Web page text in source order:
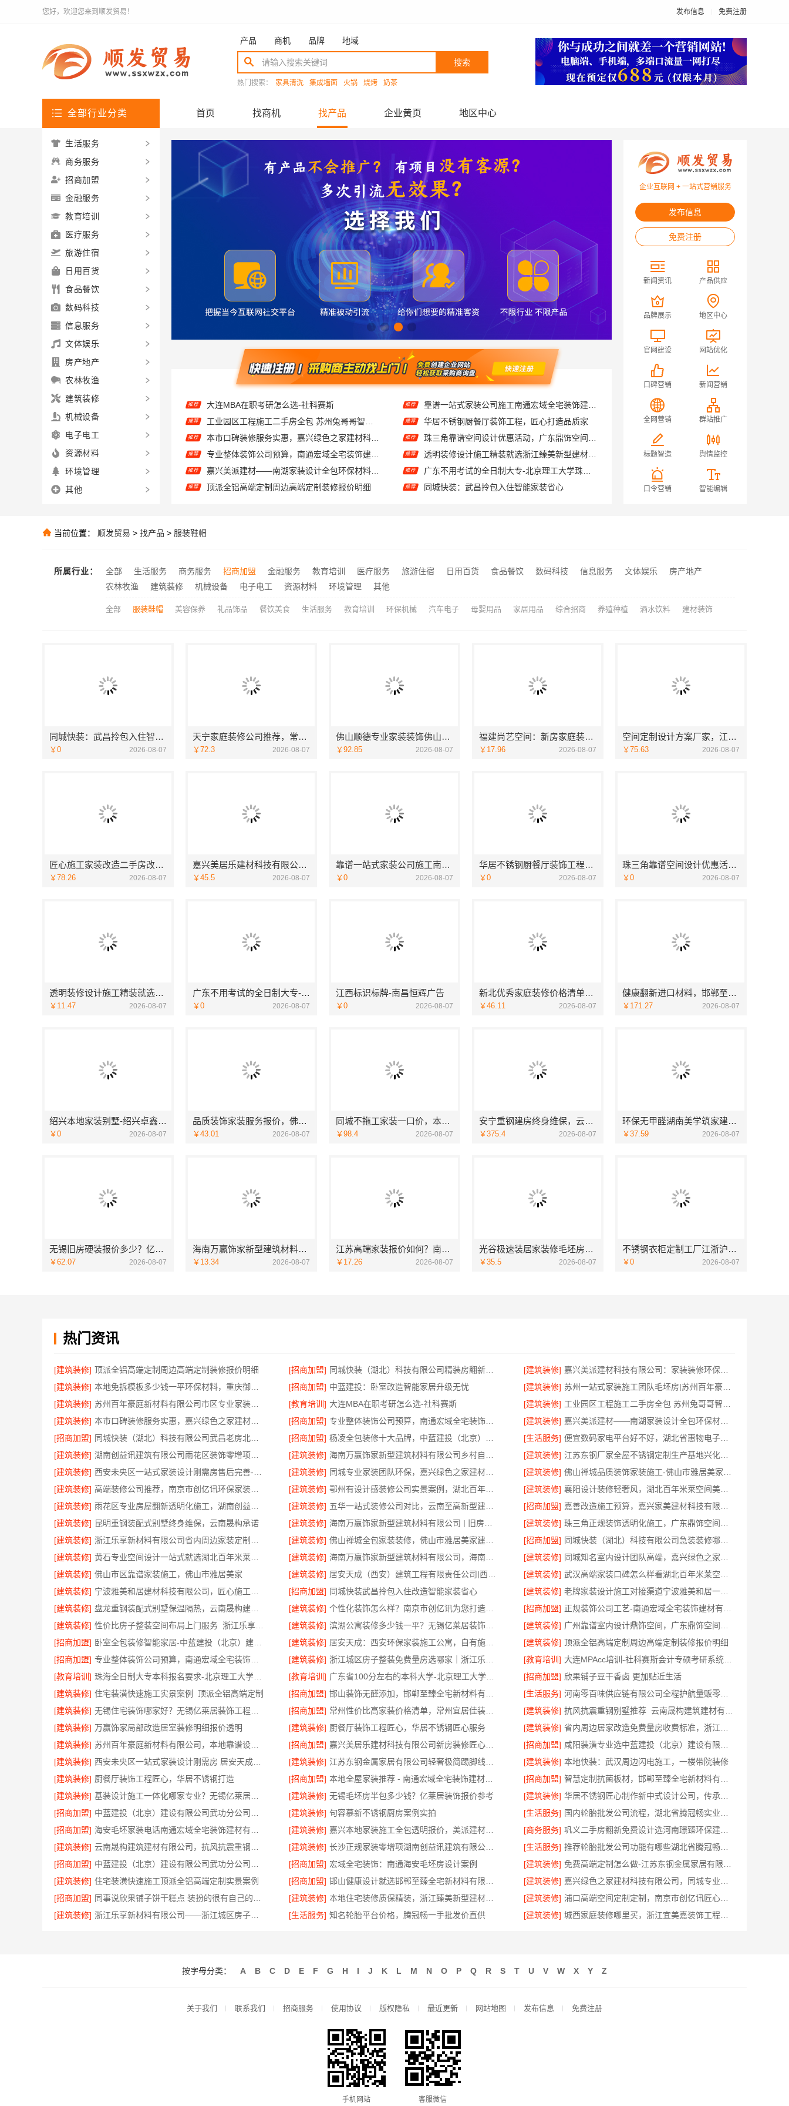
您好，欢迎您来到顺发贸易！ 发布信息 免费注册
产品 商机 品牌 地域
搜索
热门搜索： 家具清洗 集成墙面 火锅 烧烤 奶茶
全部行业分类 首页 找商机 找产品 企业黄页 地区中心
大连MBA在职考研怎么选-社科赛斯
推荐
推荐 本市口碑装修服务实惠，嘉兴绿色之家建材科技有限公司为您打造环保家园
推荐 专业整体装饰公司预算，南通宏域全宅装饰建材精确报价
推荐 嘉兴美派建材——南湖家装设计全包环保材料推荐
推荐 顶派全铝高端定制周边高端定制装修报价明细
推荐
推荐
推荐 苏州百年豪庭新材料有限公司市区专业家装装修多少钱
推荐 华居不锈钢厨餐厅装饰工程，匠心打造品质家
推荐
推荐 透明装修设计施工精装就选浙江臻美新型建材有限公司
推荐 广东不用考试的全日制大专-北京理工大学珠海学院继教院
推荐 同城快装：武昌拎包入住智能家装省心
推荐
推荐 嘉兴美居乐建材科技有限公司匠心施工
企业互联网 + 一站式营销服务
发布信息
免费注册
新闻资讯 产品供应
品牌展示 地区中心
官网建设 网站优化
口碑营销 新闻营销
全网营销 群站推广
标题智造 舆情监控
口令营销 智能编辑
生活服务
商务服务
招商加盟
金融服务
教育培训
医疗服务
旅游住宿
日用百货
食品餐饮
数码科技
信息服务
文体娱乐
房产地产
农林牧渔
建筑装修
机械设备
电子电工
资源材料
环境管理
其他
当前位置： 顺发贸易 > 找产品 > 服装鞋帽
所属行业： 全部 生活服务 商务服务 招商加盟 金融服务 教育培训 医疗服务 旅游住宿 日用百货 食品餐饮 数码科技 信息服务 文体娱乐
房产地产
农林牧渔
建筑装修 机械设备 电子电工 资源材料 环境管理 其他
全部 服装鞋帽 美容保养 礼品饰品 餐饮美食 生活服务 教育培训 环保机械 汽车电子 母婴用品 家居用品 综合招商 养殖种植 酒水饮料 建材装饰
同城快装：武昌拎包入住智能家装省心
￥0 2026-08-07
天宁家庭装修公司推荐，常州宜居佳装饰工程有限公司值得信赖
￥72.3 2026-08-07
佛山顺德专业家装装饰佛山市雅居美家建筑装饰工程有限公司
￥92.85 2026-08-07
福建尚艺空间：新房家庭装修硬装施工服务
￥17.96 2026-08-07
空间定制设计方案厂家，江西圣匠新型环保材料有限公司，个性化全屋整装
￥75.63 2026-08-07
匠心施工家装改造二手房改造，宁波雅美和居建材科技有限公司
￥78.26 2026-08-07
嘉兴美居乐建材科技有限公司匠心施工
￥45.5 2026-08-07
靠谱一站式家装公司施工南通宏域全宅装饰建材有限公司
￥0 2026-08-07
华居不锈钢厨餐厅装饰工程，匠心打造品质家
￥0 2026-08-07
珠三角靠谱空间设计优惠活动，广东鼎饰空间装饰
￥0 2026-08-07
透明装修设计施工精装就选浙江臻美新型建材有限公司
￥11.47 2026-08-07
广东不用考试的全日制大专-北京理工大学珠海学院继教院
￥0 2026-08-07
江西标识标牌-南昌恒辉广告
￥0 2026-08-07
新北优秀家庭装修价格清单，常州宜居佳装饰工程有限公司
￥46.11 2026-08-07
健康翻新进口材料，邯郸至臻全宅新材料有限公司臻选全球优质原料
￥171.27 2026-08-07
绍兴本地家装别墅-绍兴卓鑫装饰材料有限公司专注别墅家装
￥0 2026-08-07
品质装饰家装服务报价，佛山市雅居美家建筑装饰工程有限公司透明实惠
￥43.01 2026-08-07
同城不拖工家装一口价，本地快装（湖北）科技有限公司全程托管
￥98.4 2026-08-07
安宁重钢建房终身维保，云南晟构建筑建材有限公司守护您的家
￥375.4 2026-08-07
环保无甲醛湖南美学筑家建材软装配套一站式
￥37.59 2026-08-07
无锡旧房硬装报价多少？亿莱居一站式全包服务
￥62.07 2026-08-07
海南万赢饰家新型建筑材料有限公司，局部改造居室报价明细
￥13.34 2026-08-07
江苏高端家装报价如何？南京市创亿讯透明实惠
￥17.26 2026-08-07
光谷极速装居家装修毛坯房，本地快装（湖北）科技有限公司装配化施工
￥35.5 2026-08-07
不锈钢衣柜定制工厂江浙沪联系电话——江苏东钢金属科技有限公司
￥0 2026-08-07
热门资讯
[建筑装修] 顶派全铝高端定制周边高端定制装修报价明细 [招商加盟] [建筑装修]
[建筑装修]
[招商加盟] 中蓝建投：卧室改造智能家居升级无忧 [建筑装修]
[建筑装修]
[教育培训] 大连MBA在职考研怎么选-社科赛斯 [建筑装修]
[建筑装修]
[招商加盟] [建筑装修]
[招商加盟]
[招商加盟] [生活服务]
[建筑装修]
[建筑装修] [建筑装修]
[建筑装修]
[建筑装修] [建筑装修]
[建筑装修]
[建筑装修] [建筑装修]
[建筑装修]
[建筑装修] [招商加盟]
[建筑装修] 昆明重钢装配式别墅终身维保，云南晟构承诺 [建筑装修] [建筑装修]
[建筑装修]
[建筑装修] [招商加盟]
[建筑装修]
[建筑装修] [建筑装修]
[建筑装修] 佛山市区靠谱家装施工，佛山市雅居美家 [建筑装修] [建筑装修]
[建筑装修]
[招商加盟] 同城快装武昌拎包入住改造智能家装省心 [建筑装修]
[建筑装修]
[建筑装修] [招商加盟]
[建筑装修]
[建筑装修] [建筑装修]
[招商加盟]
[建筑装修] [建筑装修] 顶派全铝高端定制周边高端定制装修报价明细
[招商加盟]
[建筑装修] [教育培训]
[教育培训]
[教育培训] [招商加盟] 欣果铺子豆干香卤 更加贴近生活
[建筑装修] 住宅装潢快速施工实景案例_顶派全铝高端定制 [招商加盟] [生活服务]
[建筑装修]
[招商加盟] [建筑装修]
[建筑装修] 万赢饰家局部改造居室装修明细报价透明 [建筑装修] 厨餐厅装饰工程匠心，华居不锈钢匠心服务 [建筑装修]
[建筑装修]
[招商加盟] [招商加盟]
[建筑装修]
[建筑装修] [建筑装修] 本地快装：武汉周边闪电施工，一楼带院装修
[建筑装修] 厨餐厅装饰工程匠心，华居不锈钢打造 [招商加盟] [招商加盟]
[建筑装修]
[建筑装修] 无锡毛坯房半包多少钱？亿莱居装饰报价参考 [建筑装修]
[招商加盟]
[建筑装修] 句容慕新不锈钢厨房案例实拍 [生活服务]
[招商加盟]
[建筑装修] [商务服务]
[建筑装修]
[建筑装修] [生活服务]
[招商加盟]
[招商加盟] 宏域全宅装饰：南通海安毛坯房设计案例 [建筑装修]
[建筑装修] 住宅装潢快速施工顶派全铝高端定制实景案例 [招商加盟] [建筑装修]
[招商加盟]
[建筑装修] [建筑装修]
[建筑装修]
[生活服务] 知名轮胎平台价格，腾冠畅一手批发价直供 [建筑装修]
按字母分类： A B C D E F G H I J K L M N O P Q R S T U V W X Y Z
关于我们 联系我们 招商服务 使用协议 版权隐私 最近更新 网站地图 发布信息 免费注册
手机网站 客服微信